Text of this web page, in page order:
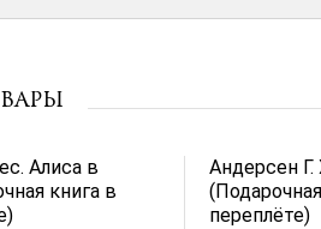
Алиса в
книга в
Андерсен Г.
переплёте)